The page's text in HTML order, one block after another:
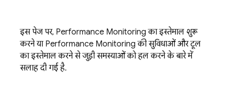
इस पेज पर, Performance Monitoring का इस्तेमाल शुरू
करने या Performance Monitoring की सुविधाओं और टूल
का इस्तेमाल करने से जुड़ी समस्याओं को हल करने के बारे में
सलाह दी गई है.